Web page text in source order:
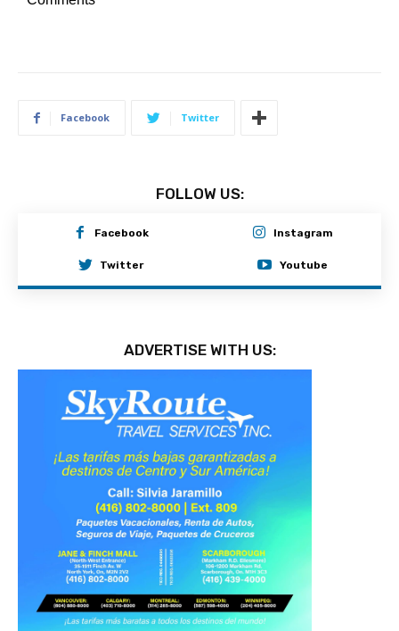
Facebook Twitter
FOLLOW US:
Facebook Instagram
Twitter Youtube
ADVERTISE WITH US: